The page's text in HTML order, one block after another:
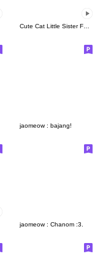
Cute Cat Little Sister Falling in Love
jaomeow : bajang!
jaomeow : Chanom :3.